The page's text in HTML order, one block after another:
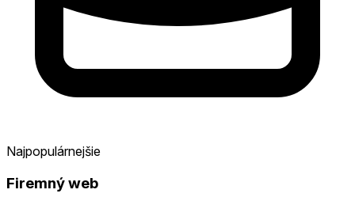
Najpopulárnejšie
Firemný web